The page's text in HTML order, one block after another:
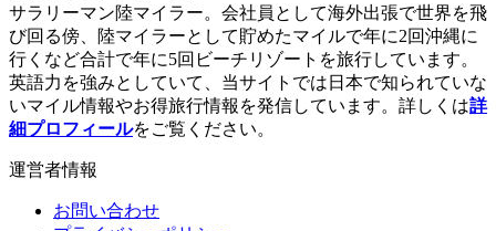
サラリーマン陸マイラー。会社員として海外出張で世界を飛
び回る傍、陸マイラーとして貯めたマイルで年に2回沖縄に
行くなど合計で年に5回ビーチリゾートを旅行しています。
英語力を強みとしていて、当サイトでは日本で知られていな
いマイル情報やお得旅行情報を発信しています。詳しくは詳
細プロフィールをご覧ください。
運営者情報
お問い合わせ